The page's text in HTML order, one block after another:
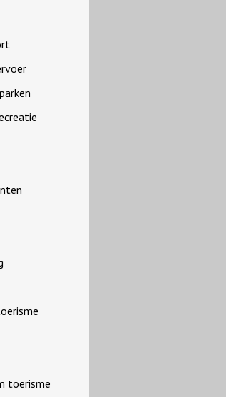
toerisme